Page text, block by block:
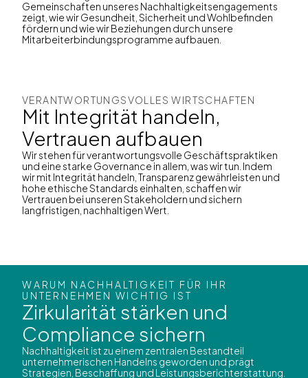
Gemeinschaften unseres Nachhaltigkeitsengagements
zeigt, wie wir Gesundheit, Sicherheit und Wohlbefinden
fördern und wie wir Beziehungen durch unsere
Mitarbeiterbindungsprogramme aufbauen.
VERANTWORTUNGSVOLLES WIRTSCHAFTEN
Mit Integrität handeln,
Vertrauen aufbauen
Wir stehen für verantwortungsvolle Geschäftspraktiken
und eine starke Governance in allem, was wir tun. Indem
wir mit Integrität handeln, Transparenz gewährleisten und
hohe ethische Standards einhalten, schaffen wir
Vertrauen bei unseren Stakeholdern und sichern
langfristigen, nachhaltigen Wert.
WARUM NACHHALTIGKEIT FÜR IHR
UNTERNEHMEN WICHTIG IST
Zirkularität stärken und
Compliance sichern
Nachhaltigkeit ist zu einem zentralen Bestandteil
unternehmerischen Handelns geworden und prägt
Strategien, Beschaffung und Leistungsberichterstattung.